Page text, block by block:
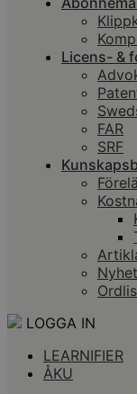
Licens- &
FAR
SRF
LOGGA IN
LEARNIFIER
ÅKU